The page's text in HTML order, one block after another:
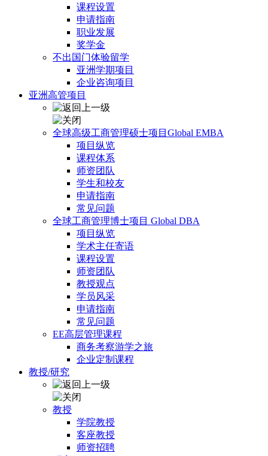
课程设置
申请指南
职业发展
奖学金
不出国门体验留学
亚洲学期项目
企业咨询项目
亚洲高管项目
全球高级工商管理硕士项目Global EMBA
项目纵览
课程体系
师资团队
学生和校友
申请指南
常见问题
全球工商管理博士项目 Global DBA
项目纵览
学术主任寄语
课程设置
师资团队
教授观点
学员风采
申请指南
常见问题
EE高层管理课程
商务考察游学之旅
企业定制课程
教授/研究
教授
学院教授
客座教授
师资招聘